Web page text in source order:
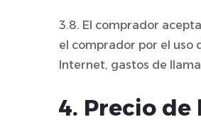
3.8. El comprador
el comprador por el uso
Internet, gastos de
4. Precio